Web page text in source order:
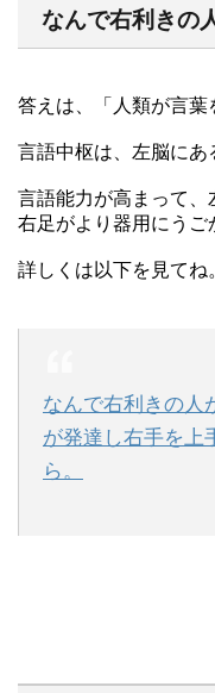
なんで右利きの
答えは、「人類が言葉
言語中枢は、左脳にあ
言語能力が高まって
右足がより器用にうご
詳しくは以下を見てね
なんで右利きの人
が発達し右手を上
ら。